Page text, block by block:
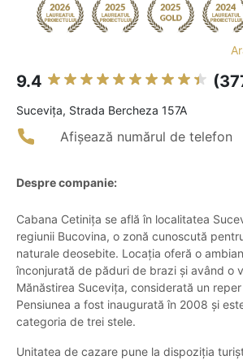
9.4
Suceviţa, Strada Bercheza 157A
Afișează numărul de telefon
Despre companie:
Cabana Cetinița se află în localitatea
regiunii Bucovina, o zonă cunoscută
naturale deosebite. Locația oferă o
înconjurată de păduri de brazi și având o
Mănăstirea Sucevița, considerată un
Pensiunea a fost inaugurată în 2008 și
categoria de trei stele.
Unitatea de cazare pune la dispoziția